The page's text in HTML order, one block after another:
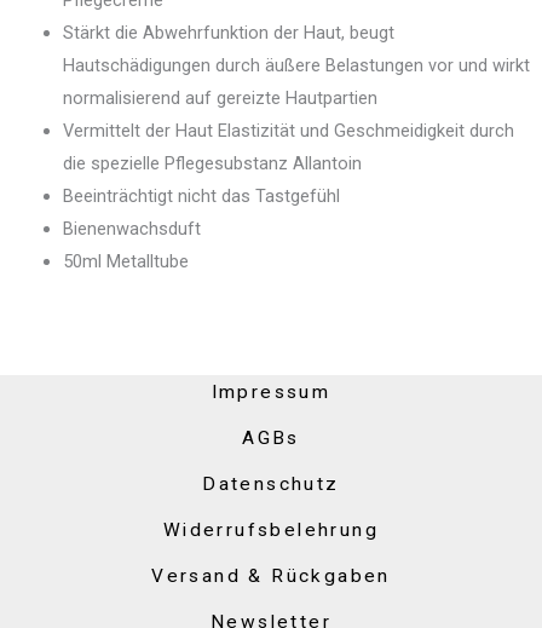
Stärkt die Abwehrfunktion der Haut, beugt
Hautschädigungen durch äußere Belastungen vor und wirkt
normalisierend auf gereizte Hautpartien
Vermittelt der Haut Elastizität und Geschmeidigkeit durch
die spezielle Pflegesubstanz Allantoin
Beeinträchtigt nicht das Tastgefühl
Bienenwachsduft
50ml Metalltube
Impressum
AGBs
Datenschutz
Widerrufsbelehrung
Versand & Rückgaben
Newsletter